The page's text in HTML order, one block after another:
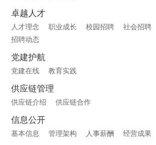
卓越人才
人才理念 职业成长 校园招聘 社会招聘
招聘动态
党建护航
党建在线 教育实践
供应链管理
供应链介绍 供应链合作
信息公开
基本信息 管理架构 人事薪酬 经营成果